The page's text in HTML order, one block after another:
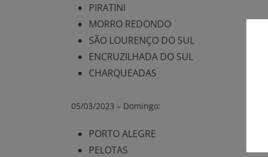
PIRATINI
MORRO REDONDO
SÃO LOURENÇO DO SUL
ENCRUZILHADA DO SUL
CHARQUEADAS
05/03/2023 – Domingo:
PORTO ALEGRE
PELOTAS